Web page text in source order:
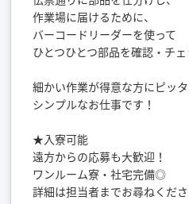
作業場に届けるために、
バーコードリーダーを使って
ひとつひとつ部品を確認・チェ
細かい作業が得意な方にピッ
シンプルなお仕事です！
★入寮可能
遠方からの応募も大歓迎！
ワンルーム寮・社宅完備◎
詳細は担当者までお尋ねくださ